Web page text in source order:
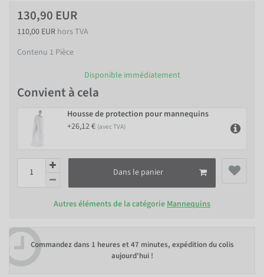
130,90 EUR
110,00 EUR hors TVA
Contenu 1 Pièce
Disponible immédiatement
Convient à cela
Housse de protection pour mannequins
+26,12 € (avec TVA)
Dans le panier
Autres éléments de la catégorie Mannequins
Commandez dans 1 heures et 47 minutes, expédition du colis
aujourd'hui !